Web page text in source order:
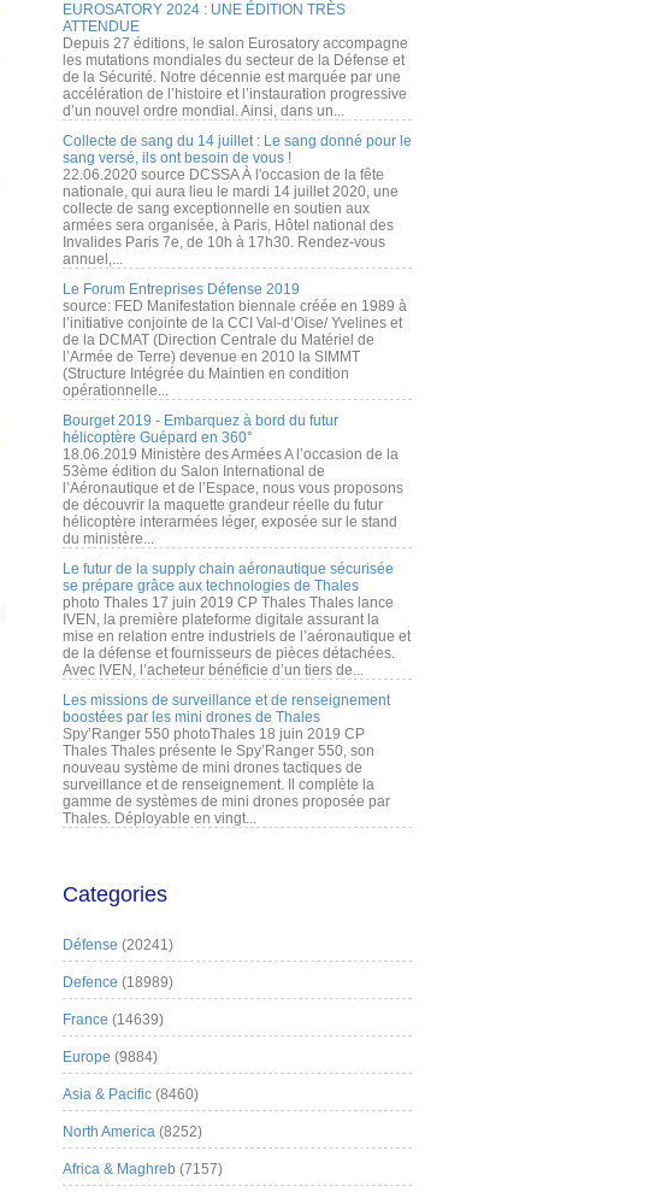
EUROSATORY 2024 : UNE ÉDITION TRÈS
ATTENDUE
Depuis 27 éditions, le salon Eurosatory accompagne
les mutations mondiales du secteur de la Défense et
de la Sécurité. Notre décennie est marquée par une
accélération de l’histoire et l’instauration progressive
d’un nouvel ordre mondial. Ainsi, dans un...
Collecte de sang du 14 juillet : Le sang donné pour le
sang versé, ils ont besoin de vous !
22.06.2020 source DCSSA À l'occasion de la fête
nationale, qui aura lieu le mardi 14 juillet 2020, une
collecte de sang exceptionnelle en soutien aux
armées sera organisée, à Paris, Hôtel national des
Invalides Paris 7e, de 10h à 17h30. Rendez-vous
annuel,...
Le Forum Entreprises Défense 2019
source: FED Manifestation biennale créée en 1989 à
l’initiative conjointe de la CCI Val-d’Oise/ Yvelines et
de la DCMAT (Direction Centrale du Matériel de
l’Armée de Terre) devenue en 2010 la SIMMT
(Structure Intégrée du Maintien en condition
opérationnelle...
Bourget 2019 - Embarquez à bord du futur
hélicoptère Guépard en 360°
18.06.2019 Ministère des Armées A l’occasion de la
53ème édition du Salon International de
l’Aéronautique et de l’Espace, nous vous proposons
de découvrir la maquette grandeur réelle du futur
hélicoptère interarmées léger, exposée sur le stand
du ministère...
Le futur de la supply chain aéronautique sécurisée
se prépare grâce aux technologies de Thales
photo Thales 17 juin 2019 CP Thales Thales lance
IVEN, la première plateforme digitale assurant la
mise en relation entre industriels de l’aéronautique et
de la défense et fournisseurs de pièces détachées.
Avec IVEN, l’acheteur bénéficie d’un tiers de...
Les missions de surveillance et de renseignement
boostées par les mini drones de Thales
Spy’Ranger 550 photoThales 18 juin 2019 CP
Thales Thales présente le Spy’Ranger 550, son
nouveau système de mini drones tactiques de
surveillance et de renseignement. Il complète la
gamme de systèmes de mini drones proposée par
Thales. Déployable en vingt...
Categories
Défense (20241)
Defence (18989)
France (14639)
Europe (9884)
Asia & Pacific (8460)
North America (8252)
Africa & Maghreb (7157)